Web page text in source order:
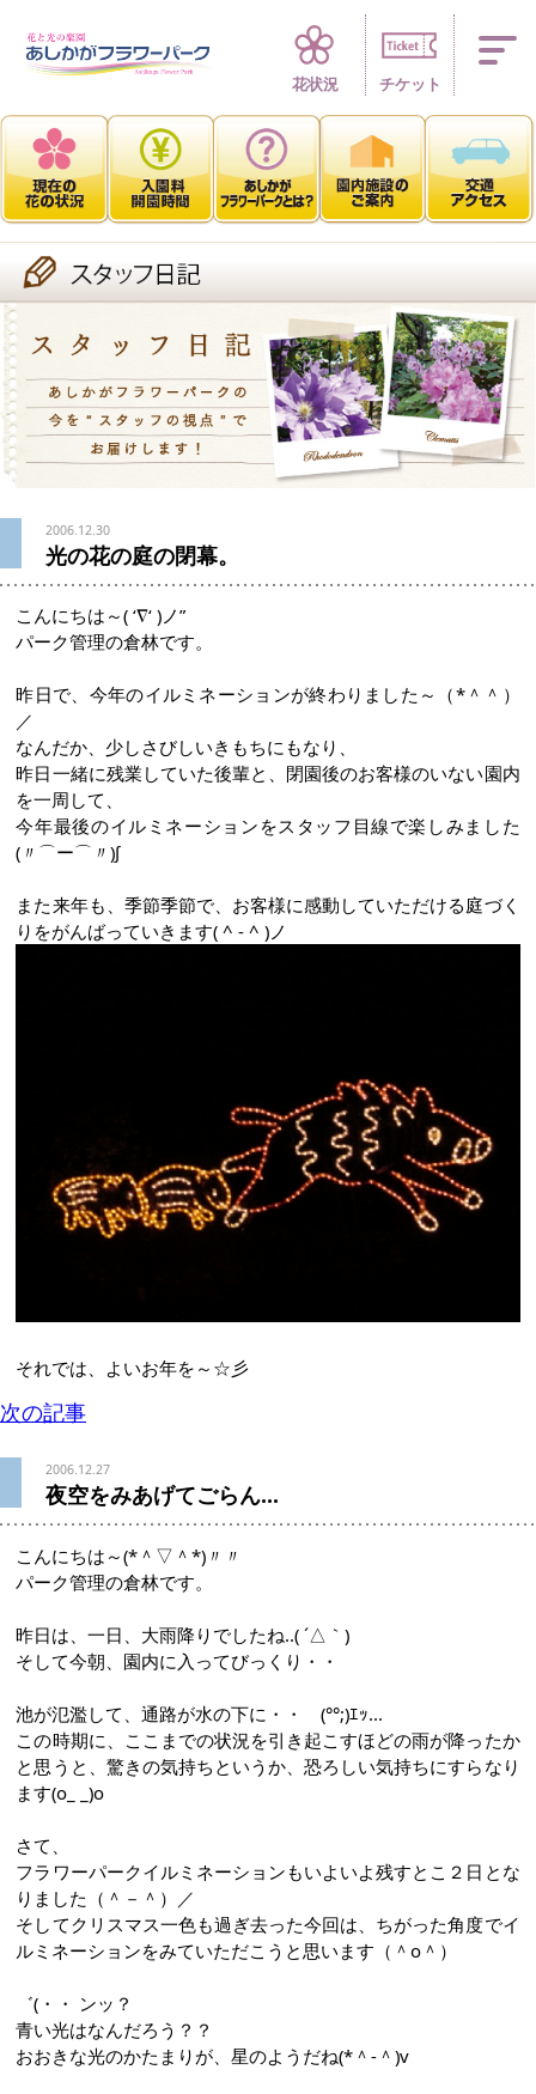
四季折々 花の
花状況 チケット
2006.12.30
光の花の庭の閉幕。
こんにちは～( ‘∇‘ )ノ”
パーク管理の倉林です。
昨日で、今年のイルミネーションが終わりました～（*＾＾）
／
なんだか、少しさびしいきもちにもなり、
昨日一緒に残業していた後輩と、閉園後のお客様のいない園内
を一周して、
今年最後のイルミネーションをスタッフ目線で楽しみました
(〃⌒ー⌒〃)∫
また来年も、季節季節で、お客様に感動していただける庭づく
りをがんばっていきます( ^ - ^ )ノ
それでは、よいお年を～☆彡
次の記事
2006.12.27
夜空をみあげてごらん...
こんにちは～(*＾▽＾*)〃〃
パーク管理の倉林です。
昨日は、一日、大雨降りでしたね..( ´△｀)
そして今朝、園内に入ってびっくり・・
池が氾濫して、通路が水の下に・・ (°°;)ｴｯ...
この時期に、ここまでの状況を引き起こすほどの雨が降ったか
と思うと、驚きの気持ちというか、恐ろしい気持ちにすらなり
ます(o_ _)o
さて、
フラワーパークイルミネーションもいよいよ残すとこ２日とな
りました（＾－＾）／
そしてクリスマス一色も過ぎ去った今回は、ちがった角度でイ
ルミネーションをみていただこうと思います（＾o＾）ゞ
゛(・・ ンッ？
青い光はなんだろう？？
おおきな光のかたまりが、星のようだね(*＾-＾)v